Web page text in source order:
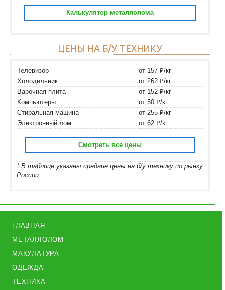
Калькулятор металлолома
ЦЕНЫ НА Б/У ТЕХНИКУ
Телевизор
от 157 ₽/кг
Холодильник
от 262 ₽/кг
Варочная плита
от 152 ₽/кг
Компьютеры
от 50 ₽/кг
Стиральная машина
от 255 ₽/кг
Электронный лом
от 62 ₽/кг
Смотреть все цены
* В таблице указаны средние цены на б/у технику по рынку
России.
ГЛАВНАЯ
МЕТАЛЛОЛОМ
МАКУЛАТУРА
ОДЕЖДА
ТЕХНИКА